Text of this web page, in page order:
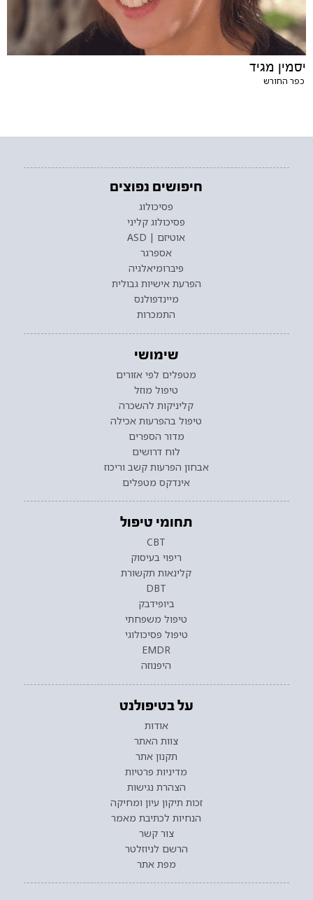
יסמין מגיד
כפר החורש
חיפושים נפוצים
פסיכולוג
פסיכולוג קליני
אוטיזם | ASD
אספרגר
פיברומיאלגיה
הפרעת אישיות גבולית
מיינדפולנס
התמכרות
שימושי
מטפלים לפי אזורים
טיפול מוזל
קליניקות להשכרה
טיפול בהפרעות אכילה
מדור הספרים
לוח דרושים
אבחון הפרעות קשב וריכוז
אינדקס מטפלים
תחומי טיפול
CBT
ריפוי בעיסוק
קלינאות תקשורת
DBT
ביופידבק
טיפול משפחתי
טיפול פסיכולוגי
EMDR
היפנוזה
על בטיפולנט
אודות
צוות האתר
תקנון אתר
מדיניות פרטיות
הצהרת נגישות
זכות תיקון עיון ומחיקה
הנחיות לכתיבת מאמר
צור קשר
הרשם לניוזלטר
מפת אתר